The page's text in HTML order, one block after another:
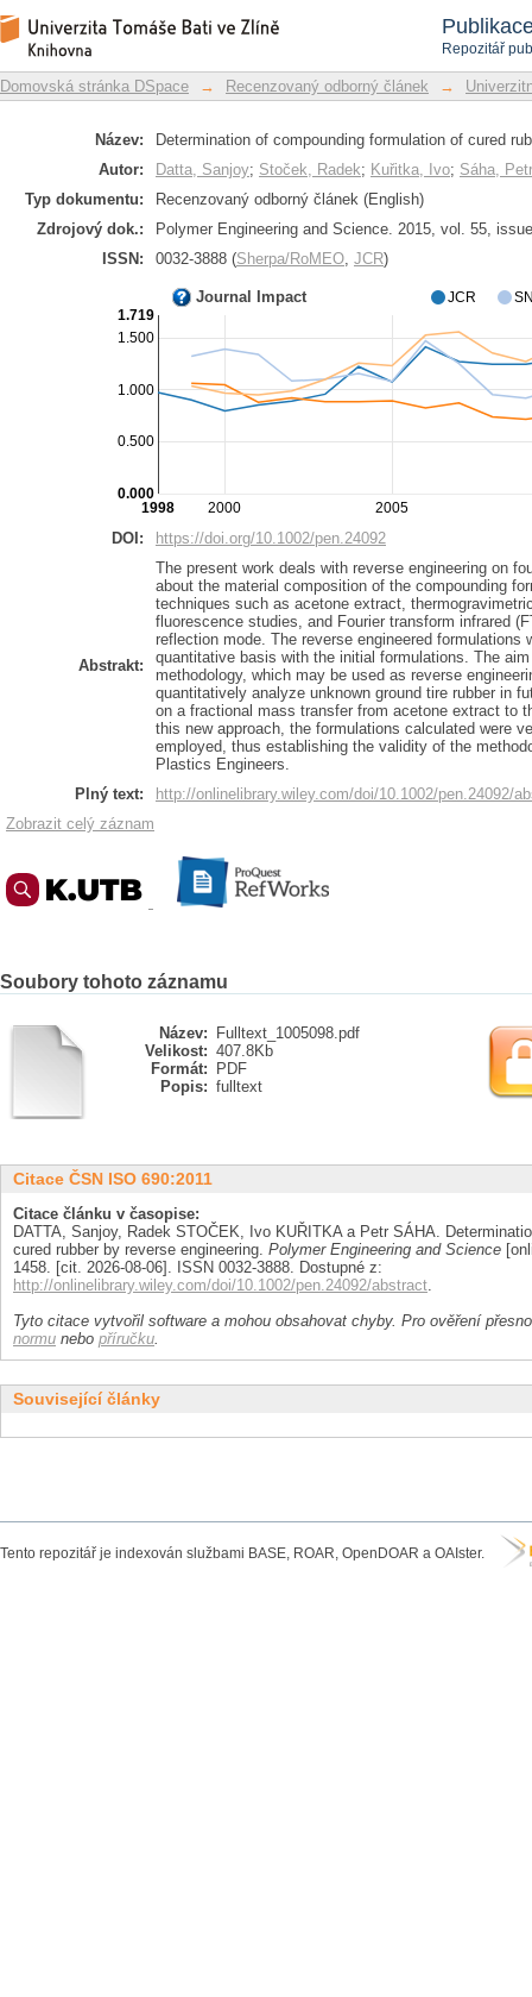
Repozitář
Determination of compounding
engineering
Repozitář DSpace/Manakin
Domovská stránka DSpace → Recenzovaný odborný článek →
Název:
Determination of compounding formulation of cured
Autor:
Datta, Sanjoy; Stoček, Radek; Kuřitka, Ivo; Sáha, Petr
Typ dokumentu:
Recenzovaný odborný článek (English)
Zdrojový dok.:
Polymer Engineering and Science. 2015, vol. 55,
ISSN:
0032-3888 (Sherpa/RoMEO, JCR)
Journal Impact
2000 2005
1998
0.500
1.000
1.500
0.000
1.719
JCR
DOI: https://doi.org/10.1002/pen.24092
Abstrakt:
The present work deals with reverse engineering on
about the material composition of the compounding
techniques such as acetone extract,
fluorescence studies, and Fourier transform infrared
reflection mode. The reverse engineered formulations
quantitative basis with the initial formulations. The
methodology, which may be used as reverse
quantitatively analyze unknown ground tire rubber in
on a fractional mass transfer from acetone extract to
this new approach, the formulations calculated were
employed, thus establishing the validity of the
Plastics Engineers.
Plný text:
http://onlinelibrary.wiley.com/doi/10.1002/pen.24092/
Zobrazit celý záznam
Soubory tohoto záznamu
Název:
Fulltext_1005098.pdf
Velikost: 407.8Kb
Formát:
PDF
Popis: fulltext
Citace ČSN ISO 690:2011
Citace článku v časopise:
DATTA, Sanjoy, Radek STOČEK, Ivo KUŘITKA a Petr SÁHA.
cured rubber by reverse engineering. Polymer Engineering and Science
1458. [cit. 2026-08-06]. ISSN 0032-3888. Dostupné z:
http://onlinelibrary.wiley.com/doi/10.1002/pen.24092/abstract.
Tyto citace vytvořil software a mohou obsahovat chyby. Pro ověření
normu nebo příručku.
Související články
Tento repozitář je indexován službami BASE, ROAR, OpenDOAR a OAIster.